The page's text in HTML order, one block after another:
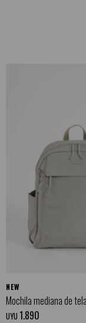
NEW
Mochila mediana de
UYU 1.890